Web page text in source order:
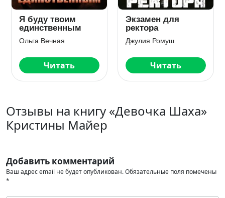
Я буду твоим
единственным
Ольга Вечная
Читать
Экзамен для
ректора
Джулия Ромуш
Читать
Отзывы на книгу «Девочка Шаха»
Кристины Майер
Добавить комментарий
Ваш адрес email не будет опубликован.Обязательные поля помечены
*